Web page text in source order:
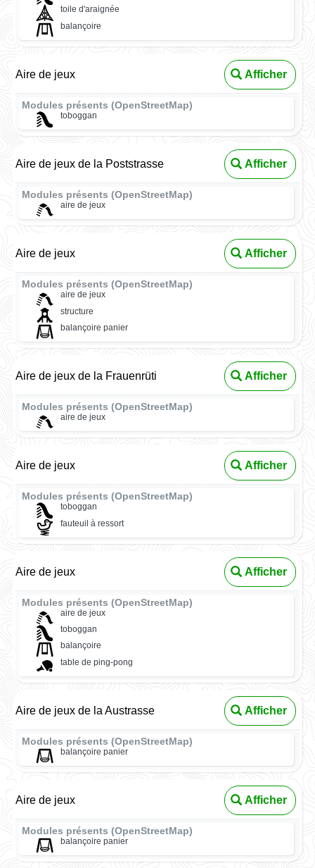
toile d'araignée
balançoire
Aire de jeux Afficher
Modules présents (OpenStreetMap)
toboggan
Aire de jeux de la Poststrasse Afficher
Modules présents (OpenStreetMap)
aire de jeux
Aire de jeux Afficher
Modules présents (OpenStreetMap)
aire de jeux
structure
balançoire panier
Aire de jeux de la Frauenrüti Afficher
Modules présents (OpenStreetMap)
aire de jeux
Aire de jeux Afficher
Modules présents (OpenStreetMap)
toboggan
fauteuil à ressort
Aire de jeux Afficher
Modules présents (OpenStreetMap)
aire de jeux
toboggan
balançoire
table de ping-pong
Aire de jeux de la Austrasse Afficher
Modules présents (OpenStreetMap)
balançoire panier
Aire de jeux Afficher
Modules présents (OpenStreetMap)
balançoire panier